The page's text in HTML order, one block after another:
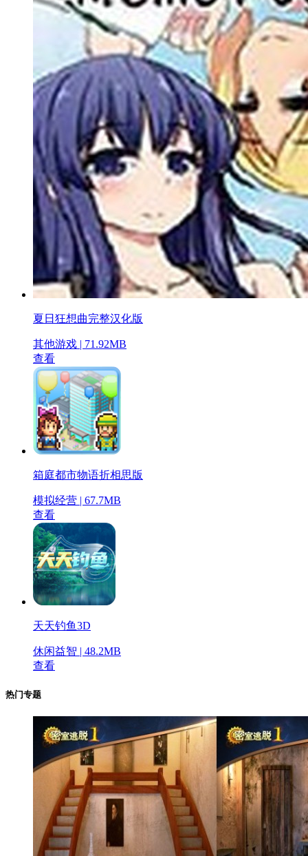
夏日狂想曲完整汉化版
其他游戏 | 71.92MB
查看
箱庭都市物语折相思版
模拟经营 | 67.7MB
查看
天天钓鱼3D
休闲益智 | 48.2MB
查看
热门专题